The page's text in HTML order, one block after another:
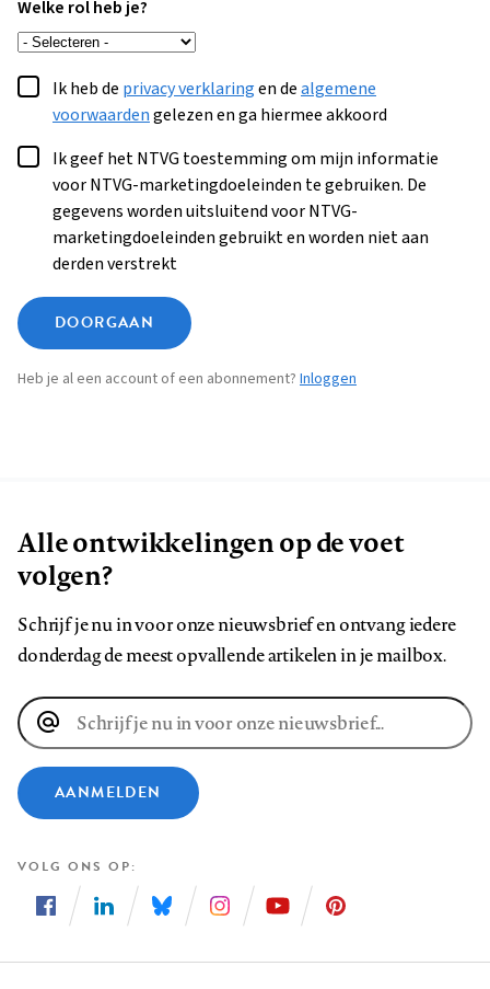
Welke rol heb je?
Ik heb de privacy verklaringen dealgemene
voorwaardengelezen en ga hiermee akkoord
Ik geef het NTVG toestemming om mijn informatie
voor NTVG-marketingdoeleinden te gebruiken. De
gegevens worden uitsluitend voor NTVG-
marketingdoeleinden gebruikt en worden niet aan
derden verstrekt
DOORGAAN
Heb je al een account of een abonnement? Inloggen
Alle ontwikkelingen op de voet
volgen?
Schrijf je nu in voor onze nieuwsbrief en ontvang iedere
donderdag de meest opvallende artikelen in je mailbox.
E-
mailadres
AANMELDEN
VOLG ONS OP
ons
ons
ons
ons
ons
ons